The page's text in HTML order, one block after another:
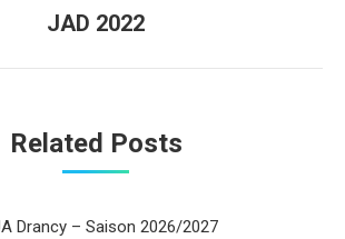
Onglet
JAD 2022
Related Posts
Drancy – Saison 2026/2027